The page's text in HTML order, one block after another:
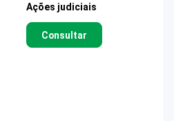
Ações judiciais
Consultar